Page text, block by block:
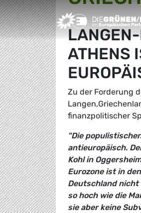
Greens/EFA Home
ATHENS
Zu der Forderung
finanzpolitischer
"Die
antieuropäisch.
Kohl in
Eurozone ist in
Deutschland
so hoch wie die
sie aber keine